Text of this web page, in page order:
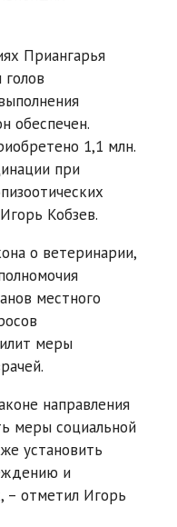
Приангарья
обеспечен.
1,1 млн.
при
Кобзев.
о ветеринарии,
местного
меры
направления
меры социальной
установить
и
– отметил Игорь